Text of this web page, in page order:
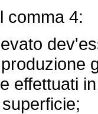
4:
effettuati